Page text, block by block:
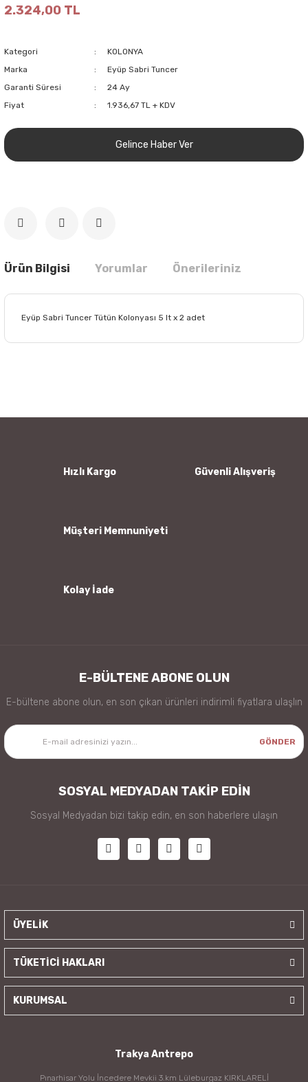
2.324,00 TL
Kategori
KOLONYA
Marka
Eyüp Sabri Tuncer
Garanti Süresi
24 Ay
Fiyat
1.936,67 TL + KDV
Gelince Haber Ver
Ürün Bilgisi Yorumlar Önerileriniz
Eyüp Sabri Tuncer Tütün Kolonyası 5 lt x 2 adet
Ürün bilgilerinde hatalar bulunuyor.
Hızlı Kargo Güvenli Alışveriş
Müşteri Memnuniyeti
Kolay İade
E-BÜLTENE ABONE OLUN
E-bültene abone olun, en son çıkan ürünleri indirimli fiyatlara ulaşlın
GÖNDER
SOSYAL MEDYADAN TAKİP EDİN
Sosyal Medyadan bizi takip edin, en son haberlere ulaşın
ÜYELİK
TÜKETİCİ HAKLARI
KURUMSAL
Trakya Antrepo
Pınarhisar Yolu İncedere Mevkii 3.km Lüleburgaz KIRKLARELİ